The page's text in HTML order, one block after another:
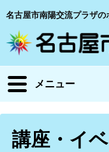
名古屋市南陽交流プラザ
メニュー
講座・イ